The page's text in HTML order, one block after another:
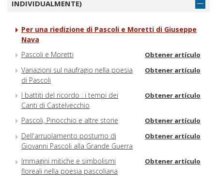
INDIVIDUALMENTE)
Per una riedizione di Pascoli e Moretti di Giuseppe
Nava
Pascoli e Moretti
Obtener artículo
Variazioni sul naufragio nella poesia
di Pascoli
Obtener artículo
I battiti del ricordo : i tempi dei
Canti di Castelvecchio
Obtener artículo
Pascoli, Pinocchio e altre storie Obtener artículo
Dell'arruolamento postumo di
Giovanni Pascoli alla Grande Guerra
Obtener artículo
Immagini mitiche e simbolismi
floreali nella poesia pascoliana
Obtener artículo